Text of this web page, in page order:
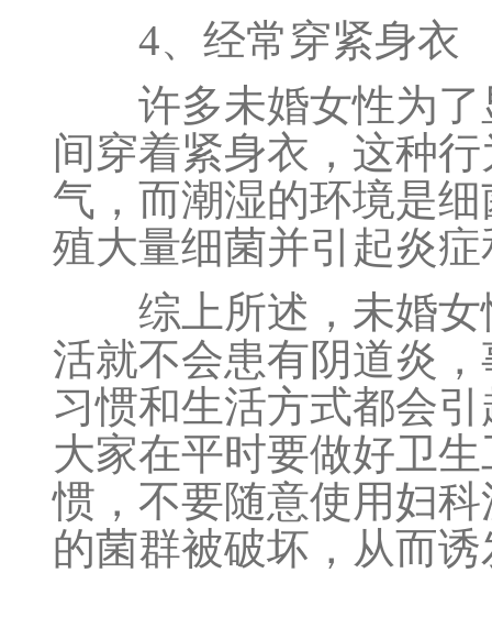
4、经常穿紧身衣
许多未婚女性为了
间穿着紧身衣，这种
气，而潮湿的环境是
殖大量细菌并引起炎
综上所述，未婚女
活就不会患有阴道炎
习惯和生活方式都会
大家在平时要做好卫
惯，不要随意使用妇
的菌群被破坏，从而